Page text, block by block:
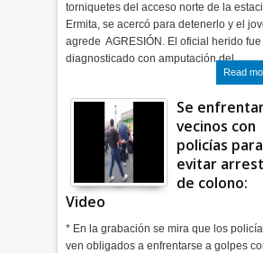
torniquetes del acceso norte de la
Ermita, se acercó para detenerlo y el
agrede AGRESIÓN. El oficial herido fue
diagnosticado con amputación del…
Read
Se
vecinos con
policías para
evitar
de colono:
Video
* En la grabación se mira que los
ven obligados a enfrentarse a golpes